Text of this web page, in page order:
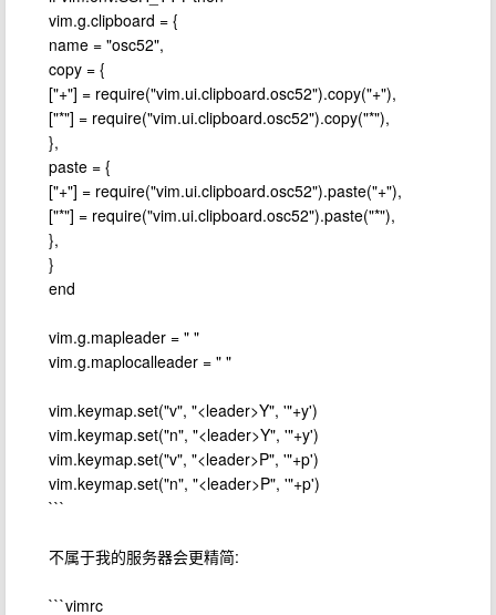
vim.g.clipboard = {
name = "osc52",
copy = {
["+"] = require("vim.ui.clipboard.osc52").copy("+"),
["*"] = require("vim.ui.clipboard.osc52").copy("*"),
},
paste = {
["+"] = require("vim.ui.clipboard.osc52").paste("+"),
["*"] = require("vim.ui.clipboard.osc52").paste("*"),
},
}
end
vim.g.mapleader = " "
vim.g.maplocalleader = " "
vim.keymap.set("v", "<leader>Y", '"+y')
vim.keymap.set("n", "<leader>Y", '"+y')
vim.keymap.set("v", "<leader>P", '"+p')
vim.keymap.set("n", "<leader>P", '"+p')
```
不属于我的服务器会更精简:
```vimrc